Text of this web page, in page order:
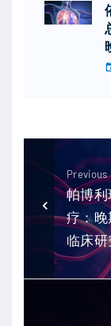
Previous
帕博
疗：晚
临床